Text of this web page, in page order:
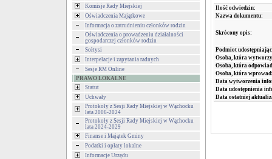
Komisje Rady Miejskiej
Oświadczenia Majątkowe
Informacja o zatrudnieniu członków rodzin
Oświadczenia o prowadzeniu działalności
gospodarczej członków rodzin
Sołtysi
Interpelacje i zapytania radnych
Sesje RM Online
PRAWO LOKALNE
Statut
Uchwały
Protokoły z Sesji Rady Miejskiej w Wąchocku
lata 2006-2024
Protokoły z Sesji Rady Miejskiej w Wąchocku
lata 2024-2029
Finanse i Majątek Gminy
Podatki i opłaty lokalne
Informacje Urzędu
Ilość odwiedzin:
Nazwa dokumentu:
Skrócony opis:
Podmiot
Osoba, która
Osoba, która
Osoba, która
Data wytworzenia
Data udostępnienia
Data ostatniej